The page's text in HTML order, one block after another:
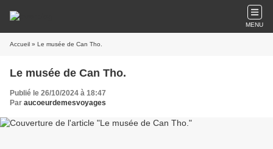
MENU
Accueil » Le musée de Can Tho.
Le musée de Can Tho.
Publié le 26/10/2024 à 18:47
Par aucoeurdemesvoyages